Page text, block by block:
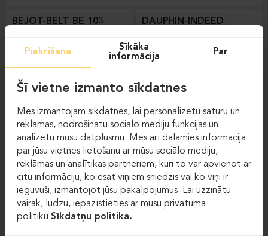
BEJOT-BELT BE 103
Darba krēsli
DAUPHIN-INDEED
Darba krēsli
DAUPHIN-SHAPE MESH
Piekrišana
Sīkāka
informācija
Par
Šī vietne izmanto sīkdatnes
Mēs izmantojam sīkdatnes, lai personalizētu saturu un
reklāmas, nodrošinātu sociālo mediju funkcijas un
analizētu mūsu datplūsmu. Mēs arī dalāmies informācijā
par jūsu vietnes lietošanu ar mūsu sociālo mediju,
reklāmas un analītikas partneriem, kuri to var apvienot ar
citu informāciju, ko esat viņiem sniedzis vai ko viņi ir
ieguvuši, izmantojot jūsu pakalpojumus. Lai uzzinātu
vairāk, lūdzu, iepazīstieties ar mūsu privātuma
politiku Sīkdatņu politika.